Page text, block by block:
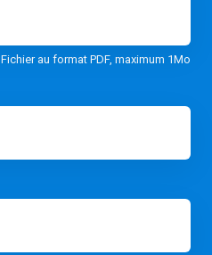
Fichier au format PDF, maximum 1Mo